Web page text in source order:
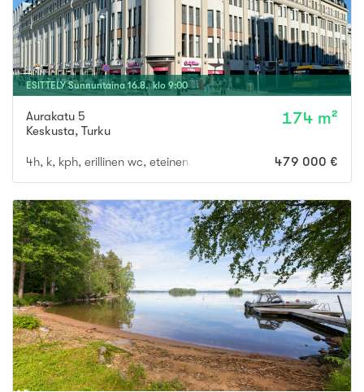
ESITTELY Sunnuntaina 16.8. klo 9:00
Aurakatu 5
Keskusta, Turku
174 m²
4h, k, kph, erillinen wc, eteinen, p 479 000 €